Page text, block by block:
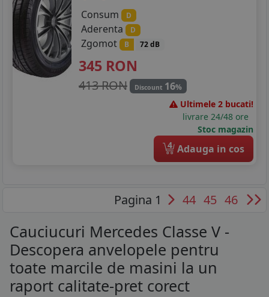
Consum
D
Aderenta D
Zgomot B 72 dB
345 RON
413 RON Discount 16%
Ultimele 2 bucati!
livrare 24/48 ore
Stoc magazin
4 Adauga in cos
Pagina 1 44 45 46
Cauciucuri Mercedes Classe V -
Descopera anvelopele pentru
toate marcile de masini la un
raport calitate-pret corect